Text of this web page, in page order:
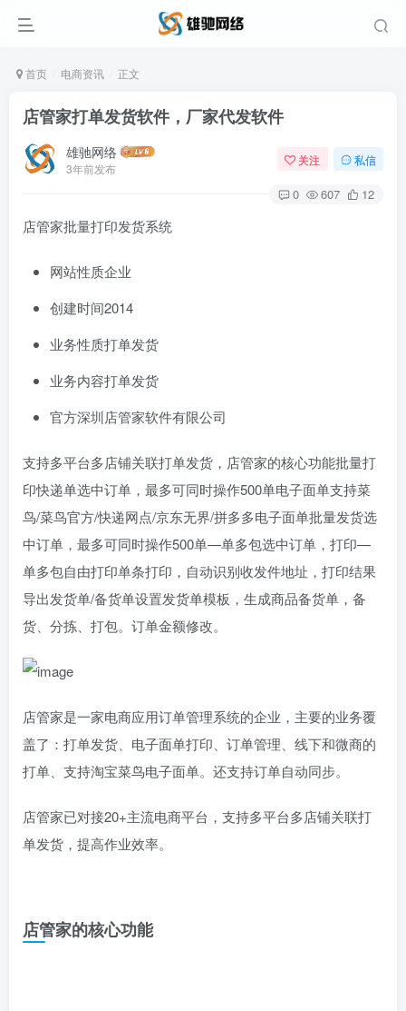
首页 电商资讯 正文
店管家打单发货软件，厂家代发软件
雄驰网络
3年前发布
关注 私信
0 607 12
店管家批量打印发货系统
网站性质企业
创建时间2014
业务性质打单发货
业务内容打单发货
官方深圳店管家软件有限公司
支持多平台多店铺关联打单发货，店管家的核心功能批量打
印快递单选中订单，最多可同时操作500单电子面单支持菜
鸟/菜鸟官方/快递网点/京东无界/拼多多电子面单批量发货选
中订单，最多可同时操作500单—单多包选中订单，打印—
单多包自由打印单条打印，自动识别收发件地址，打印结果
导出发货单/备货单设置发货单模板，生成商品备货单，备
货、分拣、打包。订单金额修改。
店管家是一家电商应用订单管理系统的企业，主要的业务覆
盖了：打单发货、电子面单打印、订单管理、线下和微商的
打单、支持淘宝菜鸟电子面单。还支持订单自动同步。
店管家已对接20+主流电商平台，支持多平台多店铺关联打
单发货，提高作业效率。
店管家的核心功能